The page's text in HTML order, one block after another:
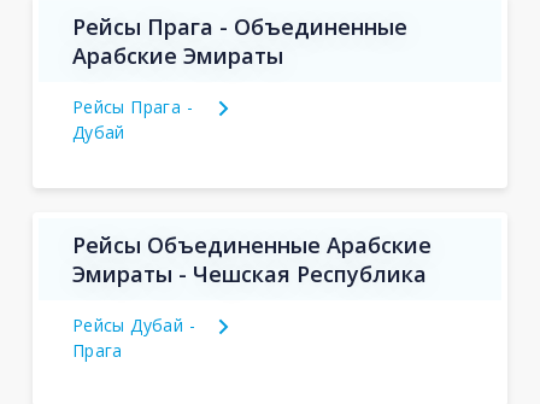
Рейсы Прага - Объединенные
Арабские Эмираты
Рейсы Прага -
Дубай
Рейсы Объединенные Арабские
Эмираты - Чешская Республика
Рейсы Дубай -
Прага